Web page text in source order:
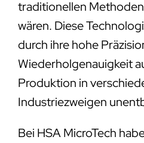
traditionellen
wären. Diese
durch ihre hohe
Wiederholgenauigkeit
Produktion in
Industriezweigen
Bei HSA MicroTech